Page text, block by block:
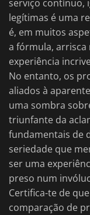
serviço contínuo,
legítimas é uma
é, em muitos
a fórmula, arrisca
experiência
No entanto, os
aliados à
uma sombra
triunfante da
fundamentais de
seriedade que
ser uma
preso num
Certifica-te de
comparação de